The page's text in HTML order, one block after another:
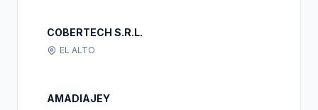
COBERTECH S.R.L.
EL ALTO
AMADIAJEY